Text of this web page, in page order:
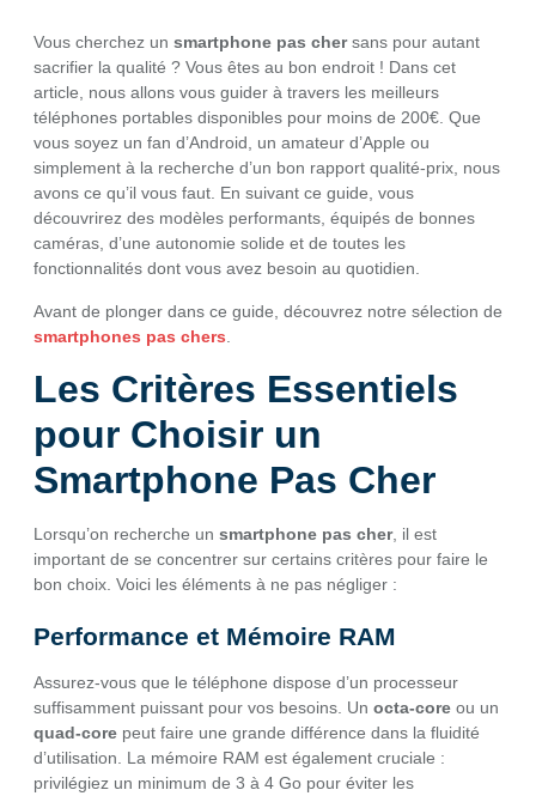
Vous cherchez un smartphone pas chersans pour autant
sacrifier la qualité ? Vous êtes au bon endroit ! Dans cet
article, nous allons vous guider à travers les meilleurs
téléphones portables disponibles pour moins de 200€. Que
vous soyez un fan d’Android, un amateur d’Apple ou
simplement à la recherche d’un bon rapport qualité-prix, nous
avons ce qu’il vous faut. En suivant ce guide, vous
découvrirez des modèles performants, équipés de bonnes
caméras, d’une autonomie solide et de toutes les
fonctionnalités dont vous avez besoin au quotidien.
Avant de plonger dans ce guide, découvrez notre sélection de
smartphones pas chers
Les Critères Essentiels
pour Choisir un
Smartphone Pas Cher
Lorsqu’on recherche un smartphone pas cher, il est
important de se concentrer sur certains critères pour faire le
bon choix. Voici les éléments à ne pas négliger :
Performance et Mémoire RAM
Assurez-vous que le téléphone dispose d’un processeur
suffisamment puissant pour vos besoins. Un octa-core ou un
quad-core peut faire une grande différence dans la fluidité
d’utilisation. La mémoire RAM est également cruciale :
privilégiez un minimum de 3 à 4 Go pour éviter les